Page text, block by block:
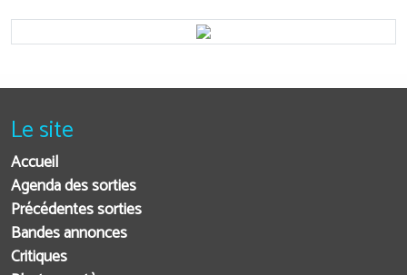
Le site
Accueil
Agenda des sorties
Précédentes sorties
Bandes annonces
Critiques